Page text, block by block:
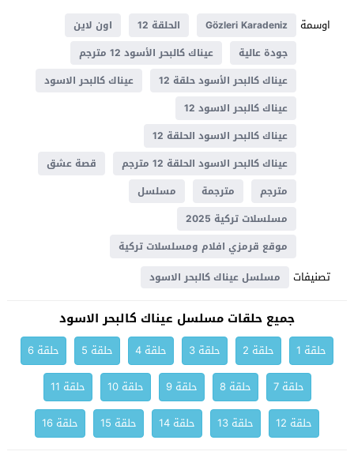
اوسمة
Gözleri Karadeniz الحلقة 12
اون لاين
جودة عالية
عيناك كالبحر الأسود 12 مترجم
عيناك كالبحر الأسود حلقة 12
عيناك كالبحر الاسود
عيناك كالبحر الاسود 12
عيناك كالبحر الاسود الحلقة 12
عيناك كالبحر الاسود الحلقة 12 مترجم
قصة عشق
مترجم
مترجمة
مسلسل
مسلسلات تركية 2025
موقع قرمزي افلام ومسلسلات تركية
تصنيفات مسلسل عيناك كالبحر الاسود
جميع حلقات مسلسل عيناك كالبحر الاسود
حلقة 1 حلقة 2 حلقة 3 حلقة 4 حلقة 5
حلقة 6
حلقة 7
حلقة 8 حلقة 9 حلقة 10
حلقة 11
حلقة 12
حلقة 13 حلقة 14 حلقة 15 حلقة 16